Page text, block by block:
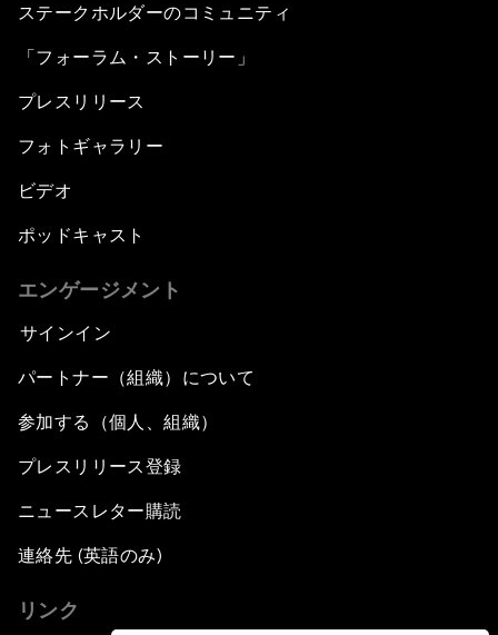
ステークホルダーのコミュニティ
「フォーラム・ストーリー」
プレスリリース
フォトギャラリー
ビデオ
ポッドキャスト
エンゲージメント
サインイン
パートナー（組織）について
参加する（個人、組織）
プレスリリース登録
ニュースレター購読
連絡先 (英語のみ)
リンク